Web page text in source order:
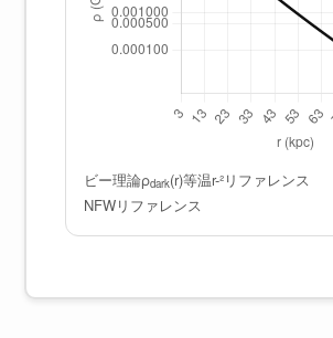
ビー理論ρdark(r)等温r-²リファレンス
NFWリファレンス